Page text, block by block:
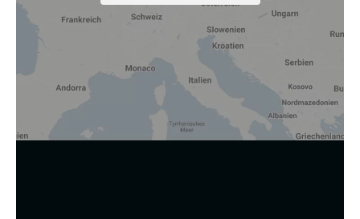
angemessenes Datenschutzniveau vorliegt und von diesen
verarbeitet wird, z. B. die USA. Ihre Einwilligung ist stets
freiwillig, für die Nutzung unserer Website nicht erforderlich
und kann jederzeit auf unserer Seite abgelehnt oder
Zustimmung ändern